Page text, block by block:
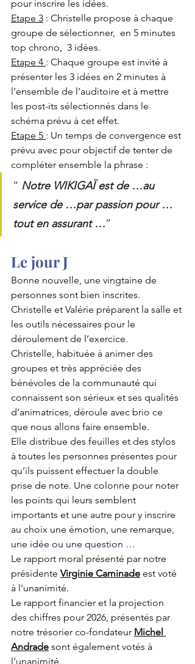
pour inscrire les idées.
Etape 3 : Christelle propose à chaque
groupe de sélectionner,  en 5 minutes
top chrono,  3 idées.
Etape 4 : Chaque groupe est invité à
présenter les 3 idées en 2 minutes à
l’ensemble de l’auditoire et à mettre
les post-its sélectionnés dans le
schéma prévu à cet effet.
Etape 5 : Un temps de convergence est
prévu avec pour objectif de tenter de
compléter ensemble la phrase :
“ Notre WIKIGAÏ est de …au
service de …par passion pour …
tout en assurant …”
Le jour J
Bonne nouvelle, une vingtaine de
personnes sont bien inscrites.
Christelle et Valérie préparent la salle et
les outils nécessaires pour le
déroulement de l’exercice.
Christelle, habituée à animer des
groupes et très appréciée des
bénévoles de la communauté qui
connaissent son sérieux et ses qualités
d’animatrices, déroule avec brio ce
que nous allons faire ensemble.
Elle distribue des feuilles et des stylos
à toutes les personnes présentes pour
qu’ils puissent effectuer la double
prise de note. Une colonne pour noter
les points qui leurs semblent
importants et une autre pour y inscrire
au choix une émotion, une remarque,
une idée ou une question …
Le rapport moral présenté par notre
présidente Virginie Caminade est voté
à l’unanimité.
Le rapport financier et la projection
des chiffres pour 2026, présentés par
notre trésorier co-fondateur Michel
Andrade sont également votés à
l’unanimité.